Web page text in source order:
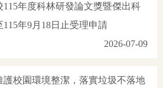
115年度科林研發論文獎暨傑出科
年9月18日止受理申請
2026-07-09
護校園環境整潔，落實垃圾不落地